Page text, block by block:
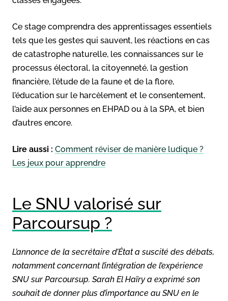
Ce stage comprendra des apprentissages essentiels
tels que les gestes qui sauvent, les réactions en cas
de catastrophe naturelle, les connaissances sur le
processus électoral, la citoyenneté, la gestion
financière, l’étude de la faune et de la flore,
l’éducation sur le harcèlement et le consentement,
l’aide aux personnes en EHPAD ou à la SPA, et bien
d’autres encore.
Lire aussi : Comment réviser de manière ludique ?
Les jeux pour apprendre
Le SNU valorisé sur
Parcoursup ?
L’annonce de la secrétaire d’État a suscité des débats,
notamment concernant l’intégration de l’expérience
SNU sur Parcoursup. Sarah El Haïry a exprimé son
souhait de donner plus d’importance au SNU en le